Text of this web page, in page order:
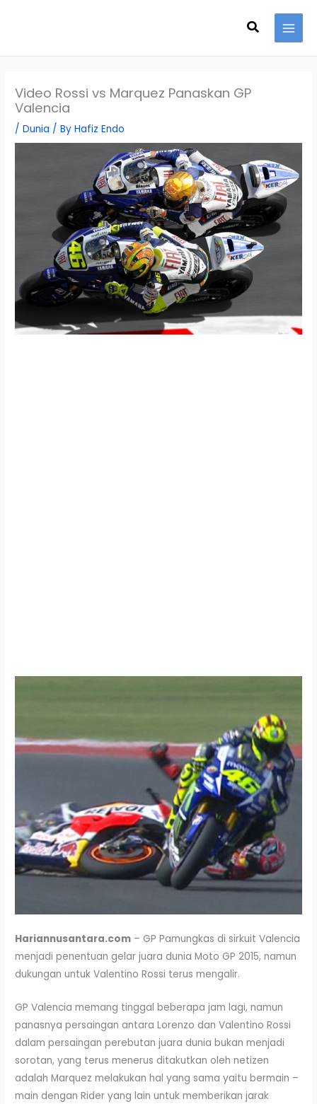
Search
Video Rossi vs Marquez Panaskan GP
Valencia
/Dunia / ByHafiz Endo
Hariannusantara.com – GP Pamungkas di sirkuit Valencia
menjadi penentuan gelar juara dunia Moto GP 2015, namun
dukungan untuk Valentino Rossi terus mengalir.
GP Valencia memang tinggal beberapa jam lagi, namun
panasnya persaingan antara Lorenzo dan Valentino Rossi
dalam persaingan perebutan juara dunia bukan menjadi
sorotan, yang terus menerus ditakutkan oleh netizen
adalah Marquez melakukan hal yang sama yaitu bermain –
main dengan Rider yang lain untuk memberikan jarak